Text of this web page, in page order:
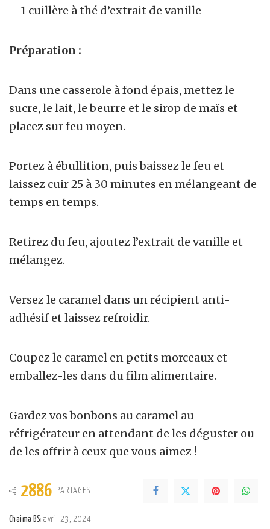
– 1 cuillère à thé d’extrait de vanille
Préparation :
Dans une casserole à fond épais, mettez le
sucre, le lait, le beurre et le sirop de maïs et
placez sur feu moyen.
Portez à ébullition, puis baissez le feu et
laissez cuir 25 à 30 minutes en mélangeant de
temps en temps.
Retirez du feu, ajoutez l’extrait de vanille et
mélangez.
Versez le caramel dans un récipient anti-
adhésif et laissez refroidir.
Coupez le caramel en petits morceaux et
emballez-les dans du film alimentaire.
Gardez vos bonbons au caramel au
réfrigérateur en attendant de les déguster ou
de les offrir à ceux que vous aimez !
2886 PARTAGES
Chaima BS avril 23, 2024